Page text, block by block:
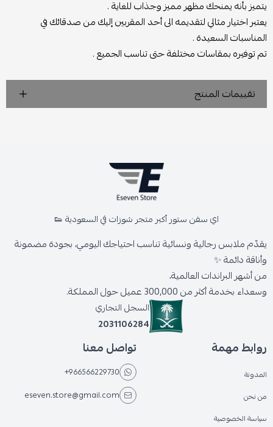
يتميز بأنه يمنحك مظهر مميز وجذاب للغاية .
يعتبر اختيار مثالي لتقديمه الى أحد المقربين إليك من صدقائك في
المناسبات السعيدة .
تم توفيره بمقاسات مختلفة حتى تناسب الجميع .
تقييمات المنتج
اي سفن ستور أكبر متجر شوزات في السعودية 👟
يقدّم ملابس رجالية ونسائية تناسب احتياجك اليومي، بجودة مضمونة
وأناقة دائمة ✨
من أشهر البراندات العالمية،
وسعداء بخدمة أكثر من 300,000 عميل حول المملكة.
السجل التجاري
2031106284
روابط مهمة
المدونة
من نحن
سياسة الخصوصية
تواصل معنا
+966566229730
eseven.store@gmail.com